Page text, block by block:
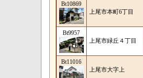
Bt10869
上尾市本町6丁目
Bt9957
上尾市緑丘４丁目
Bt11016
上尾市大字上